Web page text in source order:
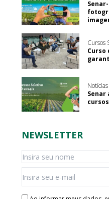
Cursos
Curso
Senar
NEWSLETTER